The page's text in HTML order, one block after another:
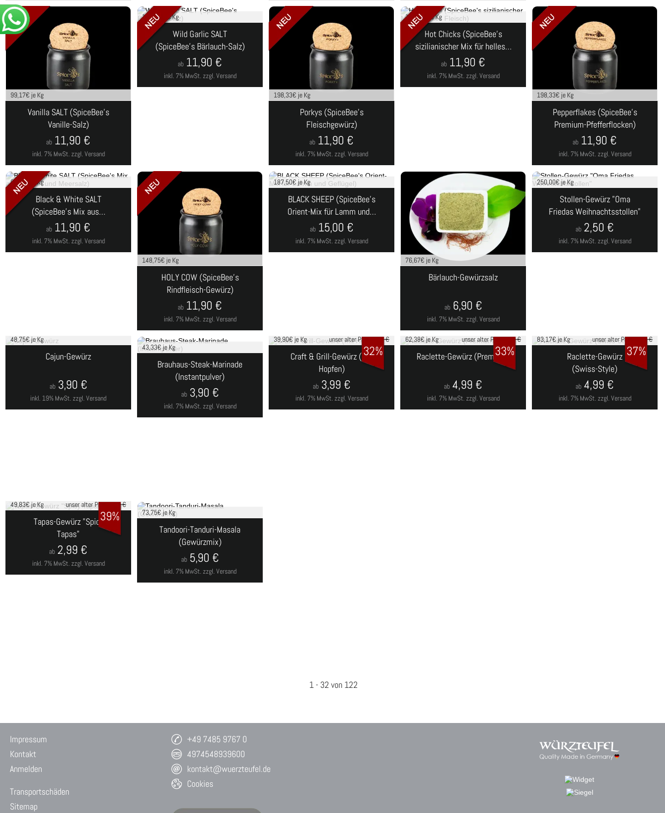
99,17€ je Kg
Vanilla SALT (SpiceBee's
Vanille-Salz)
inkl. 7% MwSt. zzgl. Versand
ab 11,90 €
132,22 € je Kg
Wild Garlic SALT
(SpiceBee's Bärlauch-Salz)
inkl. 7% MwSt. zzgl. Versand
ab 11,90 €
198,33€ je Kg
Porkys (SpiceBee's
Fleischgewürz)
inkl. 7% MwSt. zzgl. Versand
ab 11,90 €
198,33 € je Kg
Hot Chicks (SpiceBee's
sizilianischer Mix für helles…
inkl. 7% MwSt. zzgl. Versand
ab 11,90 €
198,33€ je Kg
Pepperflakes (SpiceBee's
Premium-Pfefferflocken)
inkl. 7% MwSt. zzgl. Versand
ab 11,90 €
99,17€ je Kg
Black & White SALT
(SpiceBee's Mix aus…
inkl. 7% MwSt. zzgl. Versand
ab 11,90 €
148,75€ je Kg
HOLY COW (SpiceBee's
Rindfleisch-Gewürz)
inkl. 7% MwSt. zzgl. Versand
ab 11,90 €
187,50€ je Kg
BLACK SHEEP (SpiceBee's
Orient-Mix für Lamm und…
inkl. 7% MwSt. zzgl. Versand
ab 15,00 €
76,67€ je Kg
Bärlauch-Gewürzsalz
inkl. 7% MwSt. zzgl. Versand
ab 6,90 €
250,00€ je Kg
Stollen-Gewürz "Oma
Friedas Weihnachtsstollen"
inkl. 7% MwSt. zzgl. Versand
ab 2,50 €
48,75€ je Kg
Cajun-Gewürz
inkl. 19% MwSt. zzgl. Versand
ab 3,90 €
43,33€ je Kg
Brauhaus-Steak-Marinade
(Instantpulver)
inkl. 7% MwSt. zzgl. Versand
ab 3,90 €
39,90€ je Kg unser alter Preis5,90 €
Craft & Grill-Gewürz (mit
Hopfen)
inkl. 7% MwSt. zzgl. Versand
ab 3,99 €
32%
62,38€ je Kg unser alter Preis7,49 €
Raclette-Gewürz (Premium)
inkl. 7% MwSt. zzgl. Versand
ab 4,99 €
33%
83,17€ je Kg unser alter Preis7,90 €
Raclette-Gewürz
(Swiss-Style)
inkl. 7% MwSt. zzgl. Versand
ab 4,99 €
37%
49,83€ je Kg unser alter Preis4,90 €
Tapas-Gewürz "Spicy
Tapas"
inkl. 7% MwSt. zzgl. Versand
ab 2,99 €
39% 73,75€ je Kg
Tandoori-Tanduri-Masala
(Gewürzmix)
inkl. 7% MwSt. zzgl. Versand
ab 5,90 €
1- 32 von 122
Impressum
Kontakt
Anmelden
Transportschäden
Sitemap
+49 7485 9767 0
4974548939600
kontakt@wuerzteufel.de
Cookies